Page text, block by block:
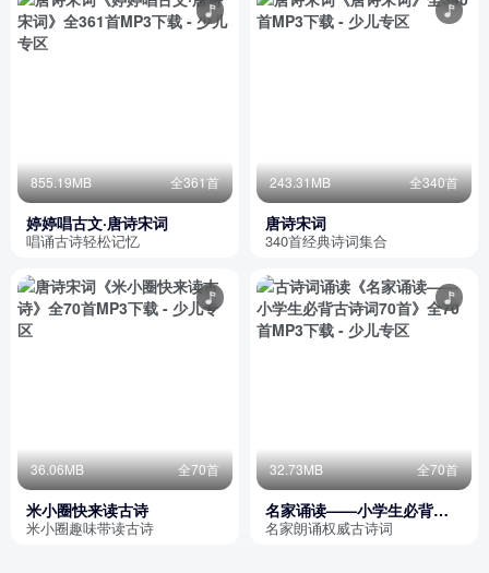
855.19MB 全361首
婷婷唱古文·唐诗宋词
唱诵古诗轻松记忆
243.31MB 全340首
唐诗宋词
340首经典诗词集合
36.06MB 全70首
米小圈快来读古诗
米小圈趣味带读古诗
32.73MB 全70首
名家诵读——小学生必背古
诗词70首
名家朗诵权威古诗词